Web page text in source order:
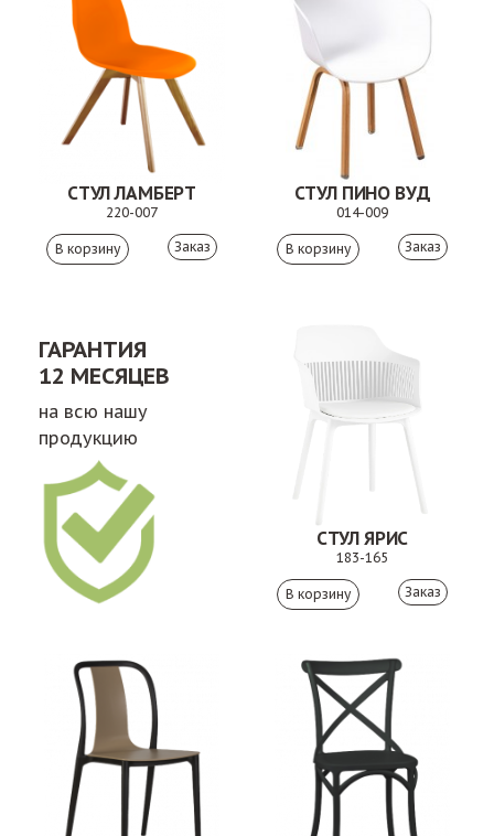
СТУЛ ЛАМБЕРТ
220-007
Заказ
СТУЛ ПИНО ВУД
014-009
Заказ
ГАРАНТИЯ
12 МЕСЯЦЕВ
на всю нашу
продукцию
СТУЛ ЯРИС
183-165
Заказ